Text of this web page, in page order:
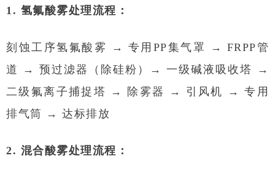
1. 氢氟酸雾处理流程：
刻蚀工序氢氟酸雾 → 专用PP集气罩 → FRPP管
道 → 预过滤器（除硅粉）→ 一级碱液吸收塔 →
二级氟离子捕捉塔 → 除雾器 → 引风机 → 专用
排气筒 → 达标排放
2. 混合酸雾处理流程：